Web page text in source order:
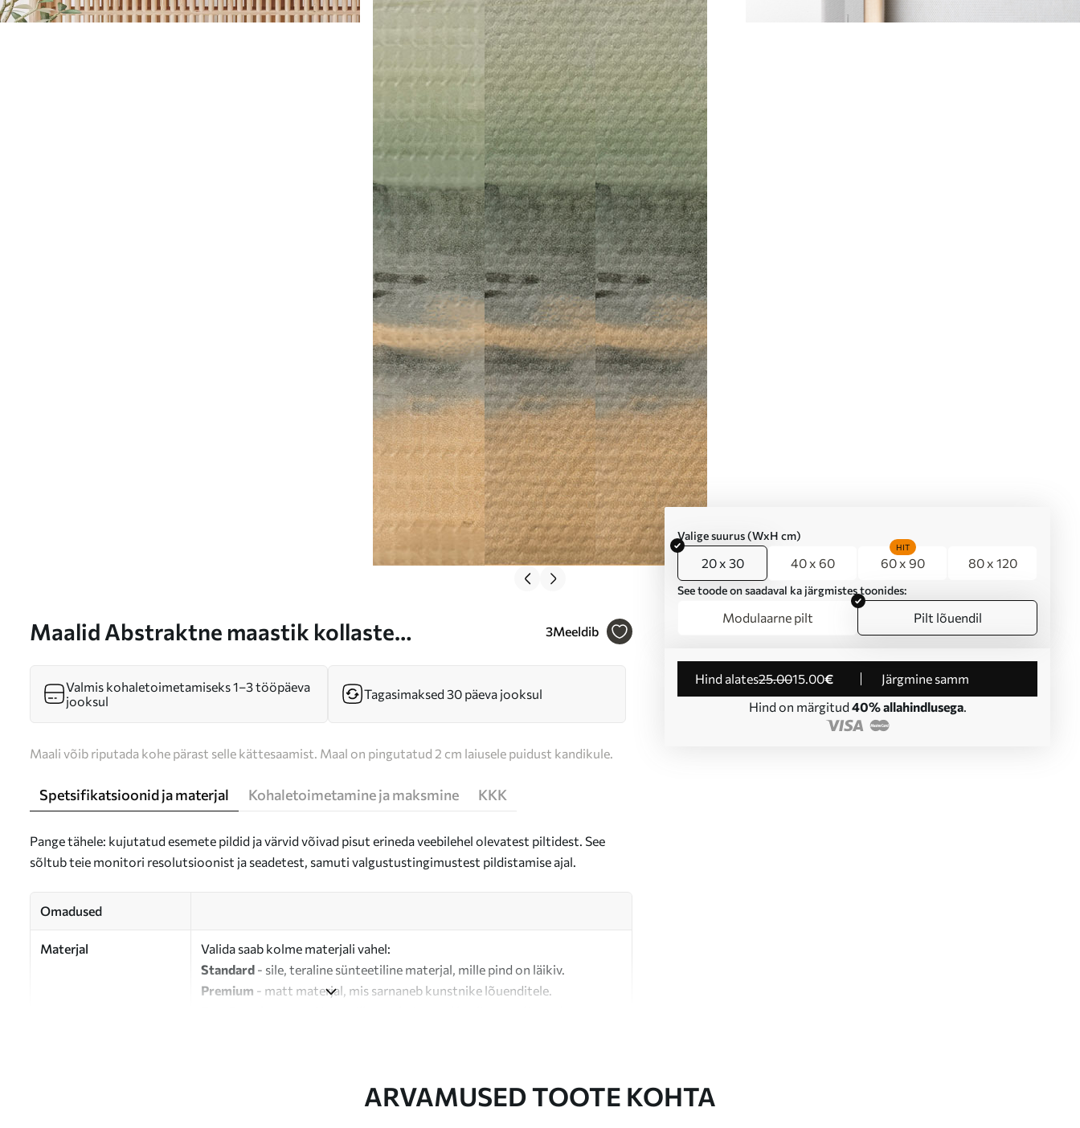
Maalid Abstraktne maastik kollaste
maast, veest ja taevast, vaoshoitud värvidega Nr
s46269
3Meeldib
Valige suurus (WxH cm)
20 x 30 40 x 60 60 x 90
HIT
80 x 120
See toode on saadaval ka järgmistes toonides:
Modulaarne pilt Pilt lõuendil
Hind alates25.0015.00€
Järgmine samm
Hind on märgitud 40% allahindlusega.
Valmis kohaletoimetamiseks 1–3 tööpäeva
jooksul
Tagasimaksed 30 päeva jooksul
Maali võib riputada kohe pärast selle kättesaamist. Maal on pingutatud 2 cm laiusele puidust kandikule.
Spetsifikatsioonid ja materjal Kohaletoimetamine ja maksmine KKK
Pange tähele: kujutatud esemete pildid ja värvid võivad pisut erineda veebilehel olevatest piltidest. See
sõltub teie monitori resolutsioonist ja seadetest, samuti valgustustingimustest pildistamise ajal.
Omadused
Materjal
Valida saab kolme materjali vahel:
Standard - sile, teraline sünteetiline materjal, mille pind on läikiv.
Premium - matt materjal, mis sarnaneb kunstnike lõuenditele.
ARVAMUSED TOOTE KOHTA